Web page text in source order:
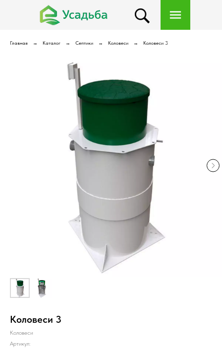
Главная Каталог Септики Коловеси Коловеси 3
Коловеси 3
Коловеси
Артикул: